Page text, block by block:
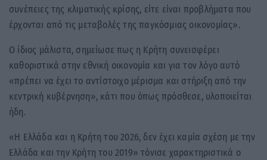
συνέπειες της κλιματικής κρίσης, είτε είναι προβλήματα που
έρχονται από τις μεταβολές της παγκόσμιας οικονομίας».
Ο ίδιος μάλιστα, σημείωσε πως η Κρήτη συνεισφέρει
καθοριστικά στην εθνική οικονομία και για τον λόγο αυτό
«πρέπει να έχει το αντίστοιχο μέρισμα και στήριξη από την
κεντρική κυβέρνηση», κάτι που όπως πρόσθεσε, υλοποιείται
ήδη.
«Η Ελλάδα και η Κρήτη του 2026, δεν έχει καμία σχέση με την
Ελλάδα και την Κρήτη του 2019» τόνισε χαρακτηριστικά ο